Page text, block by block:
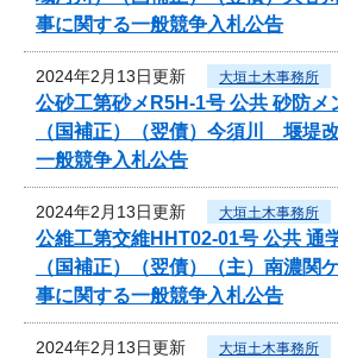
事に関する一般競争入札公告
2024年2月13日更新 大垣土木事務所
公砂工第砂メR5H-1号 公共 砂防メ
（国補正）（翌債）今須川 堰堤
一般競争入札公告
2024年2月13日更新 大垣土木事務所
公維工第交維HHT02-01号 公共 通
（国補正）（翌債）（主）南濃
事に関する一般競争入札公告
2024年2月13日更新 大垣土木事務所